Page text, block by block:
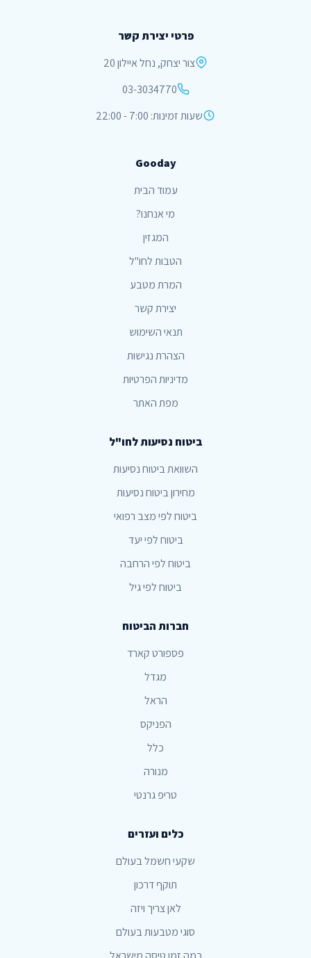
פרטי יצירת קשר
צור יצחק, נחל איילון 20
03-3034770
שעות זמינות: 7:00 - 22:00
Gooday
עמוד הבית
מי אנחנו?
המגזין
הטבות לחו"ל
המרת מטבע
יצירת קשר
תנאי השימוש
הצהרת נגישות
מדיניות הפרטיות
מפת האתר
ביטוח נסיעות לחו"ל
השוואת ביטוח נסיעות
מחירון ביטוח נסיעות
ביטוח לפי מצב רפואי
ביטוח לפי יעד
ביטוח לפי הרחבה
ביטוח לפי גיל
חברות הביטוח
פספורט קארד
מגדל
הראל
הפניקס
כלל
מנורה
טריפ גרנטי
כלים ועזרים
שקעי חשמל בעולם
תוקף דרכון
לאן צריך ויזה
סוגי מטבעות בעולם